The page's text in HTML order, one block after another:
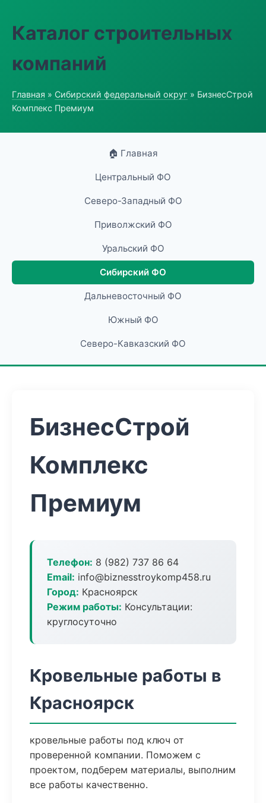
Каталог строительных
компаний
Главная » Сибирский федеральный округ » БизнесСтрой
Комплекс Премиум
🏠 Главная
Центральный ФО
Северо-Западный ФО
Приволжский ФО
Уральский ФО
Сибирский ФО
Дальневосточный ФО
Южный ФО
Северо-Кавказский ФО
БизнесСтрой
Комплекс
Премиум
Телефон: 8 (982) 737 86 64
Email: info@biznesstroykomp458.ru
Город: Красноярск
Режим работы: Консультации:
круглосуточно
Кровельные работы в
Красноярск
кровельные работы под ключ от
проверенной компании. Поможем с
проектом, подберем материалы, выполним
все работы качественно.